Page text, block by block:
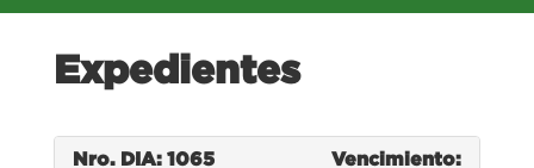
Expedientes
Nro. DIA: 1065 Vencimiento: